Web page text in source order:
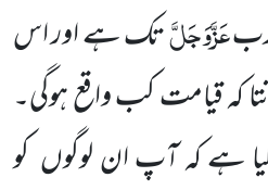
عَزَّوَجَلَّتک ہے اور اس
کہ قیامت کب واقع ہوگی۔
ہے کہ آپ ان لوگوں کو